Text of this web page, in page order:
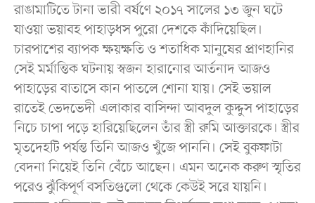
রাঙামাটিতে টানা ভারী বর্ষণে ২০১৭ সালের ১৩ জুন ঘটে
যাওয়া ভয়াবহ পাহাড়ধস পুরো দেশকে কাঁদিয়েছিল।
চারপাশের ব্যাপক ক্ষয়ক্ষতি ও শতাধিক মানুষের প্রাণহানির
সেই মর্মান্তিক ঘটনায় স্বজন হারানোর আর্তনাদ আজও
পাহাড়ের বাতাসে কান পাতলে শোনা যায়। সেই ভয়াল
রাতেই ভেদভেদী এলাকার বাসিন্দা আবদুল কুদ্দুস পাহাড়ের
নিচে চাপা পড়ে হারিয়েছিলেন তাঁর স্ত্রী রুমি আক্তারকে। স্ত্রীর
মৃতদেহটি পর্যন্ত তিনি আজও খুঁজে পাননি। সেই বুকফাটা
বেদনা নিয়েই তিনি বেঁচে আছেন। এমন অনেক করুণ স্মৃতির
পরেও ঝুঁকিপূর্ণ বসতিগুলো থেকে কেউই সরে যায়নি।